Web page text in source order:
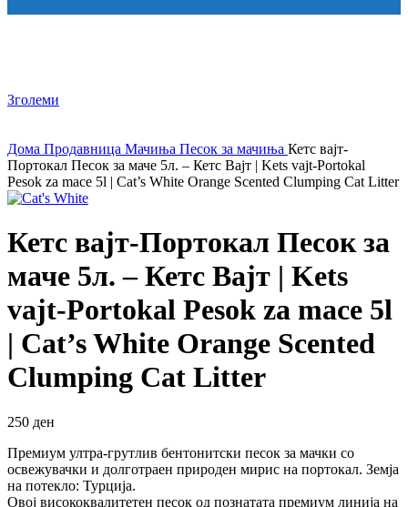
Зголеми
Дома Продавница Мачиња Песок за мачиња Кетс вајт-
Портокал Песок за маче 5л. – Кетс Вајт | Kets vajt-Portokal
Pesok za mace 5l | Cat’s White Orange Scented Clumping Cat Litter
Кетс вајт-Портокал Песок за
маче 5л. – Кетс Вајт | Kets
vajt-Portokal Pesok za mace 5l
| Cat’s White Orange Scented
Clumping Cat Litter
250 ден
Премиум ултра-грутлив бентонитски песок за мачки со
освежувачки и долготраен природен мирис на портокал. Земја
на потекло: Турција.
Овој висококвалитетен песок од познатата премиум линија на